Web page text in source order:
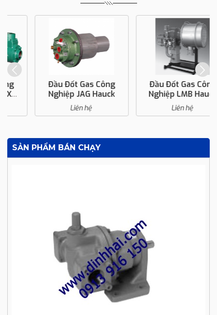
Đầu Đốt Gas Công
Nghiệp JAG Hauck
Đầu Đốt Gas Công
Nghiệp LMB Hauck
SẢN PHẨM BÁN CHẠY